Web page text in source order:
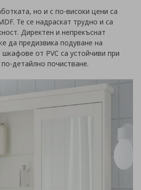
но и с по-високи цени са
Те се надраскат трудно и са
Директен и непрекъснат
да предизвика подуване на
от PVC са устойчиви при
детайлно почистване.